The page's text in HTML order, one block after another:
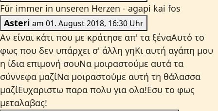
Für immer in unseren Herzen - agapi kai fos
Asteri
am 01. August 2018, 16:30 Uhr
Αν είναι κάτι που με κράτησε απ' τα ξέναΑυτό το
φως που δεν υπάρχει σ' άλλη γηΚι αυτή αγάπη μου
η ίδια επιμονή σουΝα μοιραστούμε αυτά τα
σύννεφα μαζίΝα μοιραστούμε αυτή τη θάλασσα
μαζίΕυχαριστω παρα πολυ για ολα!Εσυ το φως
μεταλαβας!